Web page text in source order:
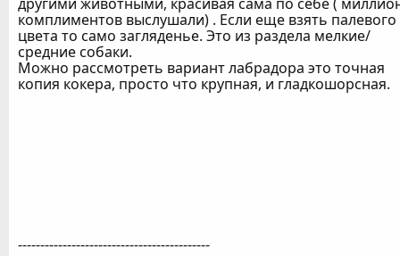
другими животными, красивая сама по себе (
комплиментов выслушали) . Если еще взять палевого
цвета то само загляденье. Это из раздела мелкие/
средние собаки.
Можно рассмотреть вариант лабрадора это точная
копия кокера, просто что крупная, и гладкошорсная.
-------------------------------------------